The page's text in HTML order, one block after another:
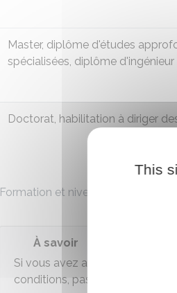
Formation et niveau de diplôme
Master, diplôme d'études
spécialisées, diplôme d'ingénieur
Doctorat, habilitation à diriger
À savoir
Si vous avez au moins 3
conditions, passer certains
This